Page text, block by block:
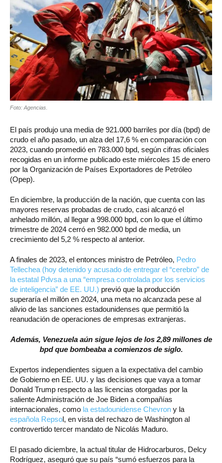
Foto: Agencias.
El país produjo una media de 921.000 barriles por día (bpd) de
crudo el año pasado, un alza del 17,6 % en comparación con
2023, cuando promedió en 783.000 bpd, según cifras oficiales
recogidas en un informe publicado este miércoles 15 de enero
por la Organización de Países Exportadores de Petróleo
(Opep).
En diciembre, la producción de la nación, que cuenta con las
mayores reservas probadas de crudo, casi alcanzó el
anhelado millón, al llegar a 998.000 bpd, con lo que el último
trimestre de 2024 cerró en 982.000 bpd de media, un
crecimiento del 5,2 % respecto al anterior.
A finales de 2023, el entonces ministro de Petróleo, Pedro
Tellechea (hoy detenido y acusado de entregar el “cerebro” de
la estatal Pdvsa a una “empresa controlada por los servicios
de inteligencia” de EE. UU.) previó que la producción
superaría el millón en 2024, una meta no alcanzada pese al
alivio de las sanciones estadounidenses que permitió la
reanudación de operaciones de empresas extranjeras.
Además, Venezuela aún sigue lejos de los 2,89 millones de
bpd que bombeaba a comienzos de siglo.
Expertos independientes siguen a la expectativa del cambio
de Gobierno en EE. UU. y las decisiones que vaya a tomar
Donald Trump respecto a las licencias otorgadas por la
saliente Administración de Joe Biden a compañías
internacionales, como la estadounidense Chevron y la
española Repsol, en vista del rechazo de Washington al
controvertido tercer mandato de Nicolás Maduro.
El pasado diciembre, la actual titular de Hidrocarburos, Delcy
Rodríguez, aseguró que su país “sumó esfuerzos para la